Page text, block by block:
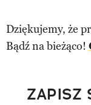
Dziękujemy, że
Bądź na bieżąco!
ZAPISZ